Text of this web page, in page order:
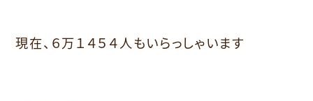
現在、６万１４５４人もいらっしゃいます